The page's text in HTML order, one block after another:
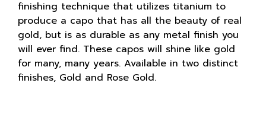
finishing technique that utilizes titanium to
produce a capo that has all the beauty of real
gold, but is as durable as any metal finish you
will ever find. These capos will shine like gold
for many, many years. Available in two distinct
finishes, Gold and Rose Gold.